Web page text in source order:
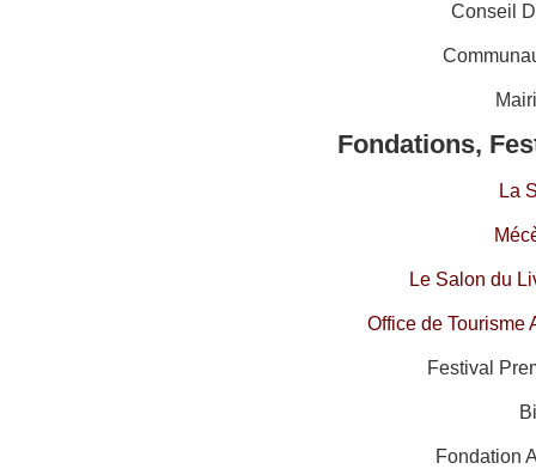
Conseil
Fondations,
La
Le Salon du
Office de Tourisme
Festival
Fondation